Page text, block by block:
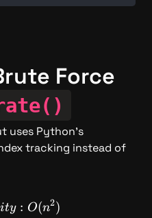
Force
for cleaner index tracking instead of
O(n^2)
ity : O(n2)